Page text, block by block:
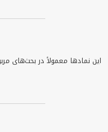
این نمادها معمولاً در بحث‌های